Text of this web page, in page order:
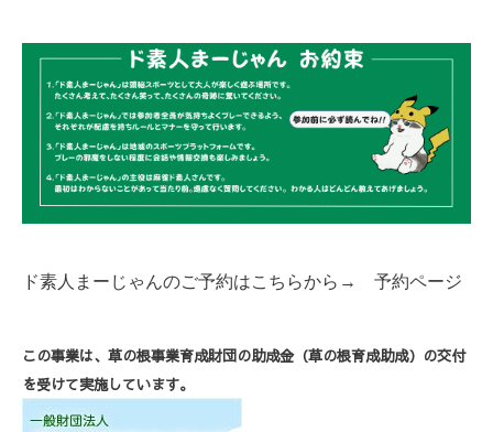
ド素人まーじゃんのご予約はこちらから→ 予約ページ
この事業は、草の根事業育成財団の助成金（草の根育成助成）の交付
を受けて実施しています。